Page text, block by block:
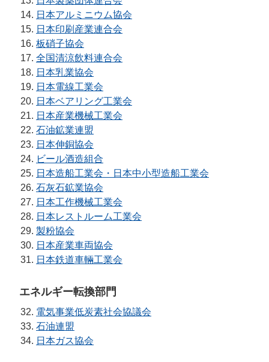
日本アルミニウム協会
日本印刷産業連合会
板硝子協会
全国清涼飲料連合会
日本乳業協会
日本電線工業会
日本ベアリング工業会
日本産業機械工業会
石油鉱業連盟
日本伸銅協会
ビール酒造組合
日本造船工業会・日本中小型造船工業会
石灰石鉱業協会
日本工作機械工業会
日本レストルーム工業会
製粉協会
日本産業車両協会
日本鉄道車輛工業会
エネルギー転換部門
電気事業低炭素社会協議会
石油連盟
日本ガス協会